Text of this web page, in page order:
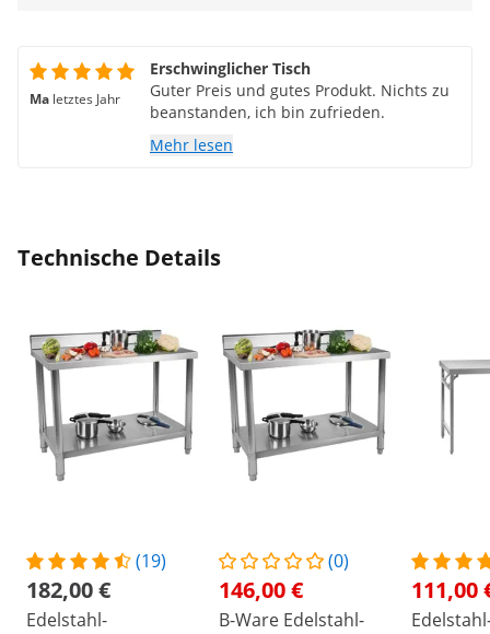
Ma letztes Jahr
Erschwinglicher Tisch
Guter Preis und gutes Produkt. Nichts zu
beanstanden, ich bin zufrieden.
Mehr lesen
Technische Details
(19)
182,00 €
Edelstahl-
(0)
146,00 €
B-Ware Edelstahl-
111,00